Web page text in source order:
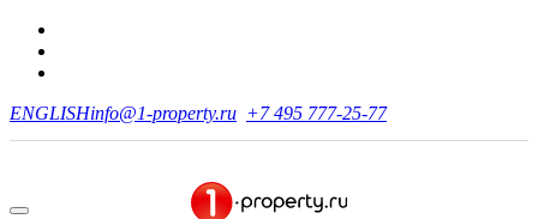
ENGLISHinfo@1-property.ru +7 495 777-25-77